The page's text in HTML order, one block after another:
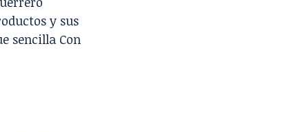
y sus
sencilla Con